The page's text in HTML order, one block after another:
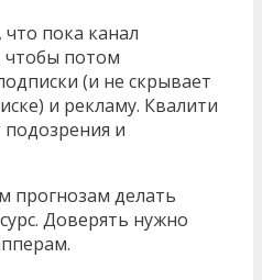
пока канал
чтобы потом
(и не скрывает
и рекламу. Квалити
и
прогнозам делать
Доверять нужно